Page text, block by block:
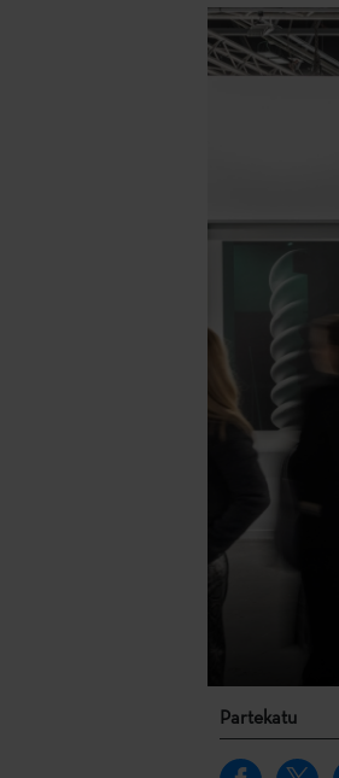
Partekatu